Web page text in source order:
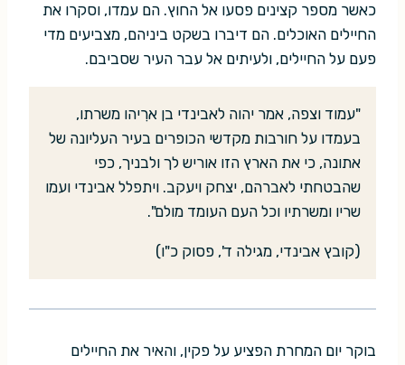
כאשר מספר קצינים פסעו אל החוץ. הם עמדו, וסקרו את
החיילים האוכלים. הם דיברו בשקט ביניהם, מצביעים מדי
פעם על החיילים, ולעיתים אל עבר העיר שסביבם.
"עמוד וצפה, אמר יהוה לאבינדי בן ארִיהו משרתו,
בעמדו על חורבות מקדשי הכופרים בעיר העליונה של
אתונה, כי את הארץ הזו אוריש לך ולבניך, כפי
שהבטחתי לאברהם, יצחק ויעקב. ויתפלל אבינדי ועמו
שריו ומשרתיו וכל העם העומד מולם".
(קובץ אבינדי, מגילה ד', פסוק כ"ו)
בוקר יום המחרת הפציע על פקין, והאיר את החיילים